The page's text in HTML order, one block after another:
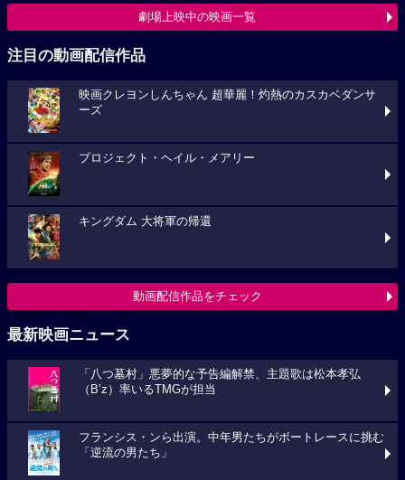
劇場上映中の映画一覧
注目の動画配信作品
映画クレヨンしんちゃん 超華麗！灼熱のカスカベダンサ
ーズ
プロジェクト・ヘイル・メアリー
キングダム 大将軍の帰還
動画配信作品をチェック
最新映画ニュース
「八つ墓村」悪夢的な予告編解禁、主題歌は松本孝弘
（B’z）率いるTMGが担当
フランシス・ンら出演。中年男たちがボートレースに挑む
「逆流の男たち」